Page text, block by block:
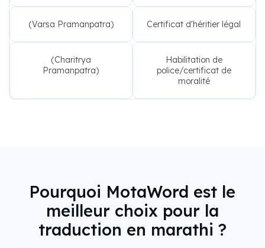
(Varsa Pramanpatra) Certificat d'héritier légal
(Charitrya
Pramanpatra)
Habilitation de
police/certificat de
moralité
Pourquoi MotaWord est le
meilleur choix pour la
traduction en marathi ?